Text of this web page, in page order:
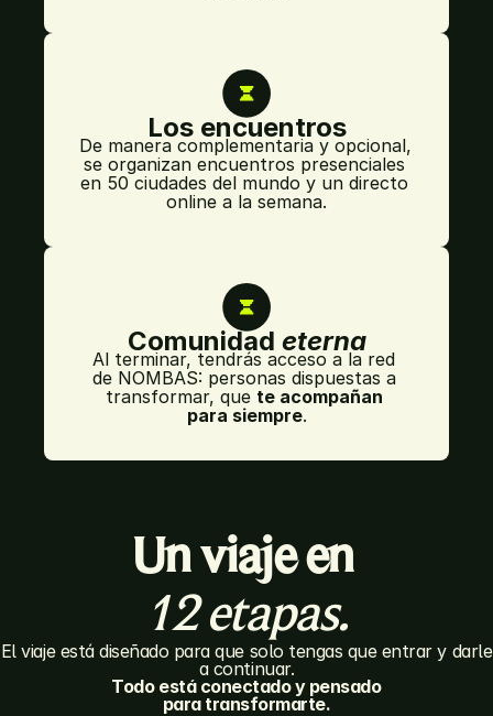
Los encuentros
De manera complementaria y opcional,
se organizan encuentros presenciales
en 50 ciudades del mundo y un directo
online a la semana.
Comunidad eterna
Al terminar, tendrás acceso a la red
de NOMBAS: personas dispuestas a
transformar, que te acompañan
para siempre.
Un viaje en
12 etapas.
El viaje está diseñado para que solo tengas que entrar y darle
a continuar.
Todo está conectado y pensado
para transformarte.